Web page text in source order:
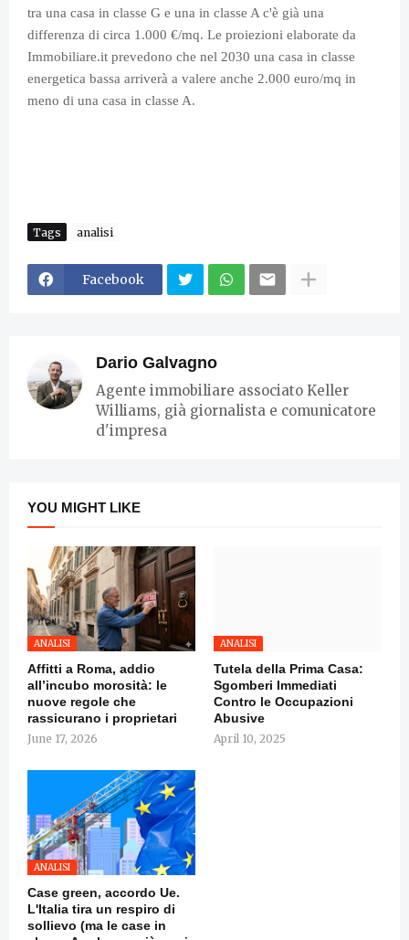
tra una casa in classe G e una in classe A c'è già una
differenza di circa 1.000 €/mq. Le proiezioni elaborate da
Immobiliare.it prevedono che nel 2030 una casa in classe
energetica bassa arriverà a valere anche 2.000 euro/mq in
meno di una casa in classe A.
Tags analisi
Facebook
Dario Galvagno
Agente immobiliare associato Keller
Williams, già giornalista e comunicatore
d'impresa
YOU MIGHT LIKE
ANALISI
Affitti a Roma, addio
all’incubo morosità: le
nuove regole che
rassicurano i proprietari
June 17, 2026
ANALISI
Tutela della Prima Casa:
Sgomberi Immediati
Contro le Occupazioni
Abusive
April 10, 2025
ANALISI
Case green, accordo Ue.
L'Italia tira un respiro di
sollievo (ma le case in